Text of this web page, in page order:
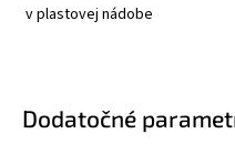
v plastovej nádobe
Dodatočné